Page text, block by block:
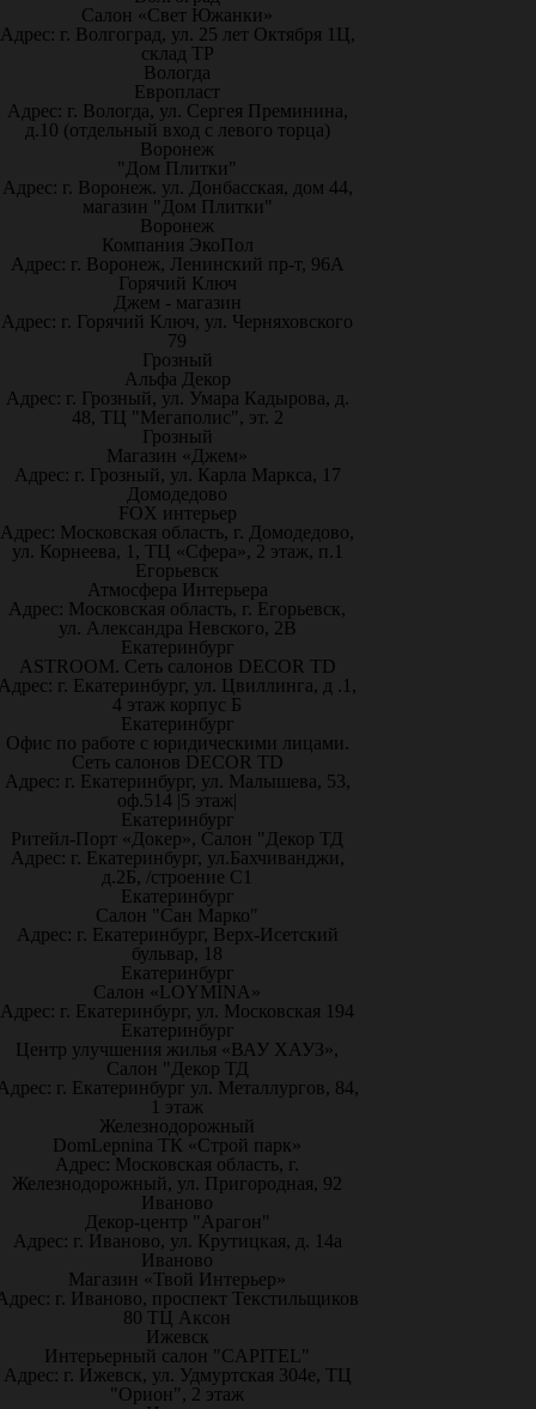
Салон «Свет Южанки»
Адрес: г. Волгоград, ул. 25 лет Октября 1Ц,
склад ТР
Вологда
Европласт
Адрес: г. Вологда, ул. Сергея Преминина,
д.10 (отдельный вход с левого торца)
Воронеж
"Дом Плитки"
Адрес: г. Воронеж. ул. Донбасская, дом 44,
магазин "Дом Плитки"
Воронеж
Компания ЭкоПол
Адрес: г. Воронеж, Ленинский пр-т, 96А
Горячий Ключ
Джем - магазин
Адрес: г. Горячий Ключ, ул. Черняховского
79
Грозный
Альфа Декор
Адрес: г. Грозный, ул. Умара Кадырова, д.
48, ТЦ "Мегаполис", эт. 2
Грозный
Магазин «Джем»
Адрес: г. Грозный, ул. Карла Маркса, 17
Домодедово
FOX интерьер
Адрес: Московская область, г. Домодедово,
ул. Корнеева, 1, ТЦ «Сфера», 2 этаж, п.1
Егорьевск
Атмосфера Интерьера
Адрес: Московская область, г. Егорьевск,
ул. Александра Невского, 2В
Екатеринбург
ASTROOM. Сеть салонов DECOR TD
г. Екатеринбург, ул. Цвиллинга, д .1,
4 этаж корпус Б
Екатеринбург
Офис по работе с юридическими лицами.
Сеть салонов DECOR TD
Адрес: г. Екатеринбург, ул. Малышева, 53,
оф.514 |5 этаж|
Екатеринбург
Ритейл-Порт «Докер», Салон "Декор ТД
Адрес: г. Екатеринбург, ул.Бахчиванджи,
д.2Б, /строение С1
Екатеринбург
Салон "Сан Марко"
Адрес: г. Екатеринбург, Верх-Исетский
бульвар, 18
Екатеринбург
Салон «LOYMINA»
Адрес: г. Екатеринбург, ул. Московская 194
Екатеринбург
Центр улучшения жилья «ВАУ ХАУЗ»,
Салон "Декор ТД
г. Екатеринбург ул. Металлургов, 84,
1 этаж
Железнодорожный
DomLepnina ТК «Строй парк»
Адрес: Московская область, г.
Железнодорожный, ул. Пригородная, 92
Иваново
Декор-центр "Арагон"
Адрес: г. Иваново, ул. Крутицкая, д. 14а
Иваново
Магазин «Твой Интерьер»
г. Иваново, проспект Текстильщиков
80 ТЦ Аксон
Ижевск
Интерьерный салон "CAPITEL"
Адрес: г. Ижевск, ул. Удмуртская 304е, ТЦ
"Орион", 2 этаж